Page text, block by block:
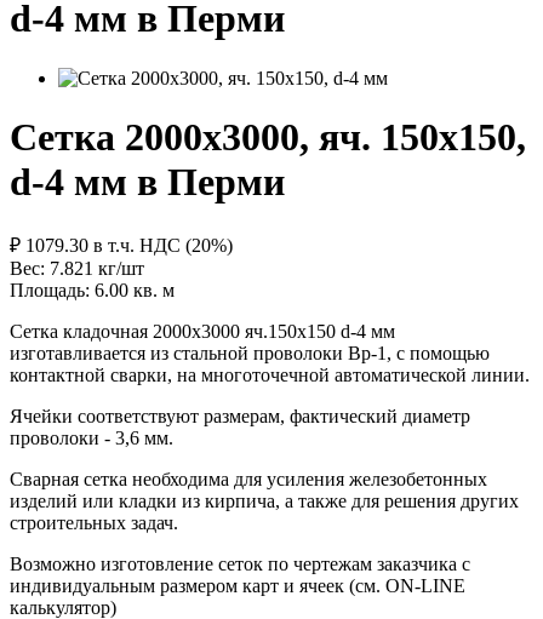
d-4 мм в Перми
Сетка 2000х3000, яч. 150х150,
d-4 мм в Перми
₽ 1079.30 в т.ч. НДС (20%)
Вес: 7.821 кг/шт
Площадь: 6.00 кв. м
Сетка кладочная 2000х3000 яч.150х150 d-4 мм
изготавливается из стальной проволоки Вр-1, с помощью
контактной сварки, на многоточечной автоматической линии.
Ячейки соответствуют размерам, фактический диаметр
проволоки - 3,6 мм.
Сварная сетка необходима для усиления железобетонных
изделий или кладки из кирпича, а также для решения других
строительных задач.
Возможно изготовление сеток по чертежам заказчика с
индивидуальным размером карт и ячеек (см. ON-LINE
калькулятор)